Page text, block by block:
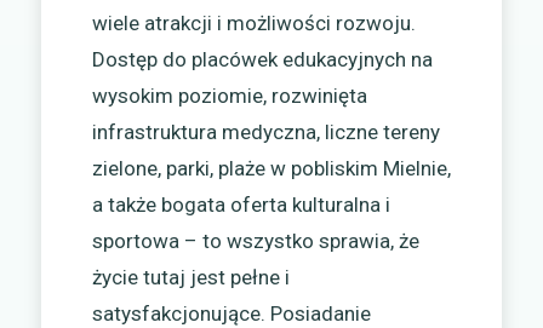
wiele atrakcji i możliwości rozwoju.
Dostęp do placówek edukacyjnych na
wysokim poziomie, rozwinięta
infrastruktura medyczna, liczne tereny
zielone, parki, plaże w pobliskim Mielnie,
a także bogata oferta kulturalna i
sportowa – to wszystko sprawia, że
życie tutaj jest pełne i
satysfakcjonujące. Posiadanie